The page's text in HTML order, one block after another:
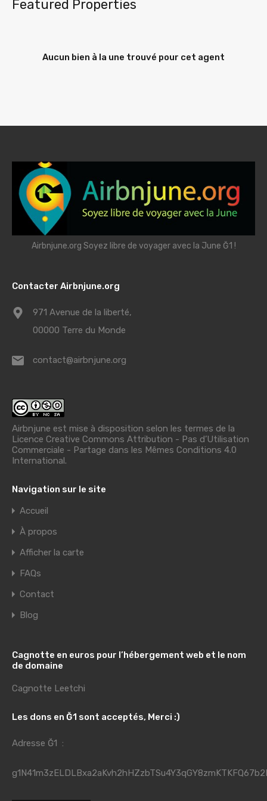
Featured Properties
Aucun bien à la une trouvé pour cet agent
Airbnjune.org Soyez libre de voyager avec la June Ğ1 !
Contacter Airbnjune.org
971 Avenue de la liberté,
00000 Terre du Monde
contact@airbnjune.org
Airbnjune est mise à disposition selon les termes de la
Licence Creative Commons Attribution - Pas d’Utilisation
Commerciale - Partage dans les Mêmes Conditions 4.0
International.
Navigation sur le site
Accueil
À propos
Afficher la carte
FAQs
Contact
Blog
Cagnotte en euros pour l’hébergement web et le nom
de domaine
Cagnotte Leetchi
Les dons en Ğ1 sont acceptés, Merci :)
Adresse Ğ1 :